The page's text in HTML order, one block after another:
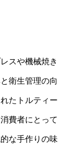
スや機械焼き
衛生管理の向
たトルティー
費者にとって
な手作りの味